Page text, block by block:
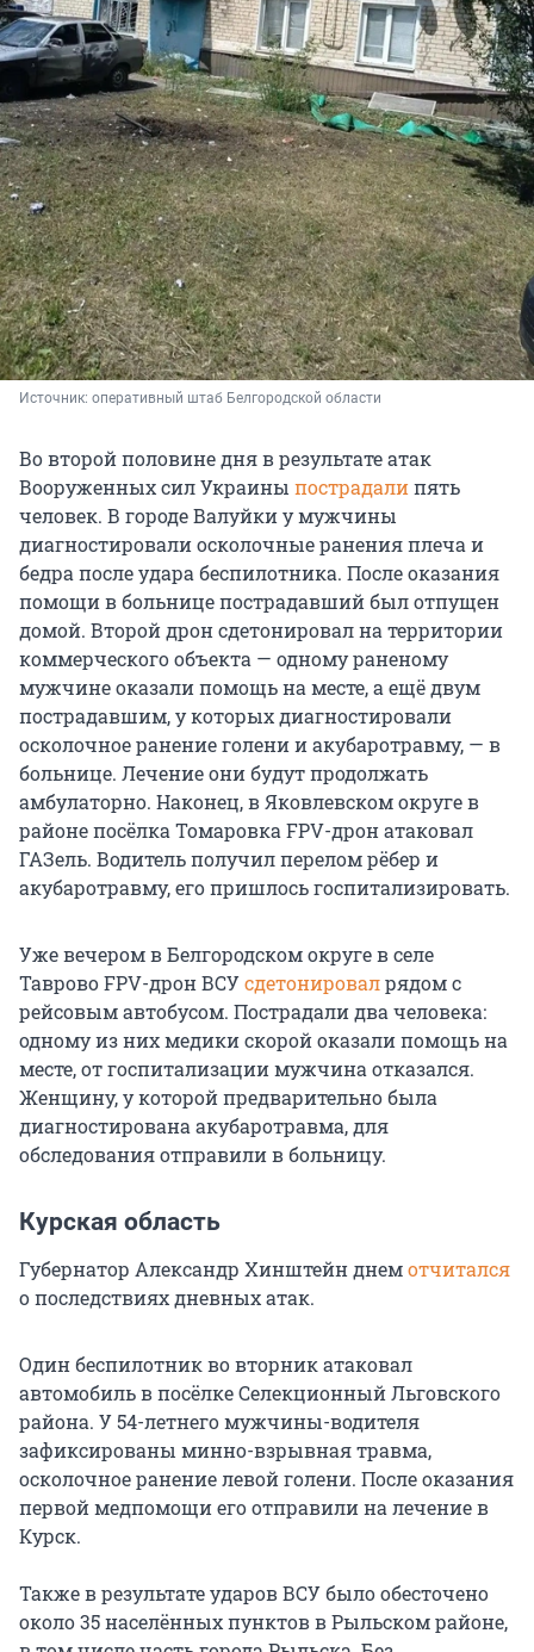
Источник: оперативный штаб Белгородской области
Во второй половине дня в результате атак
Вооруженных сил Украины пострадалипять
человек. В городе Валуйки у мужчины
диагностировали осколочные ранения плеча и
бедра после удара беспилотника. После оказания
помощи в больнице пострадавший был отпущен
домой. Второй дрон сдетонировал на территории
коммерческого объекта — одному раненому
мужчине оказали помощь на месте, а ещё двум
пострадавшим, у которых диагностировали
осколочное ранение голени и акубаротравму, — в
больнице. Лечение они будут продолжать
амбулаторно. Наконец, в Яковлевском округе в
районе посёлка Томаровка FPV-дрон атаковал
ГАЗель. Водитель получил перелом рёбер и
акубаротравму, его пришлось госпитализировать.
Уже вечером в Белгородском округе в селе
Таврово FPV-дрон ВСУсдетонировалрядом с
рейсовым автобусом. Пострадали два человека:
одному из них медики скорой оказали помощь на
месте, от госпитализации мужчина отказался.
Женщину, у которой предварительно была
диагностирована акубаротравма, для
обследования отправили в больницу.
Курская область
Губернатор Александр Хинштейн днемотчитался
о последствиях дневных атак.
Один беспилотник во вторник атаковал
автомобиль в посёлке Селекционный Льговского
района. У 54-летнего мужчины-водителя
зафиксированы минно-взрывная травма,
осколочное ранение левой голени. После оказания
первой медпомощи его отправили на лечение в
Курск.
Также в результате ударов ВСУ было обесточено
около 35 населённых пунктов в Рыльском районе,